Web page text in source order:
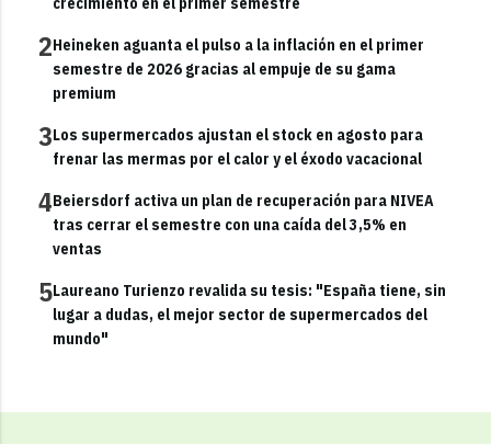
2Heineken aguanta el pulso a la inflación en el primer
semestre de 2026 gracias al empuje de su gama
premium
3Los supermercados ajustan el stock en agosto para
frenar las mermas por el calor y el éxodo vacacional
4Beiersdorf activa un plan de recuperación para NIVEA
tras cerrar el semestre con una caída del 3,5% en
ventas
5Laureano Turienzo revalida su tesis: "España tiene, sin
lugar a dudas, el mejor sector de supermercados del
mundo"